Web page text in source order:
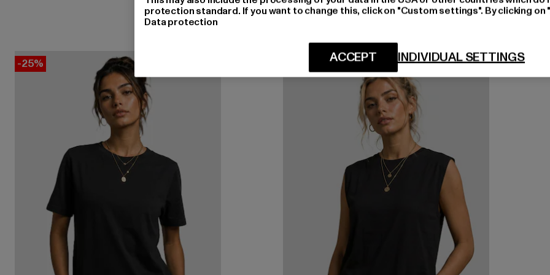
-25%
protection standard. If you want to change this, click on "Custom settings". By clicking
Data protection
INDIVIDUAL SETTINGS
ACCEPT